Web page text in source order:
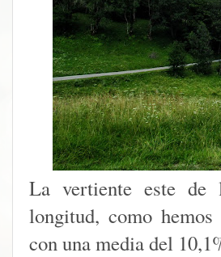
La vertiente este de
longitud, como
con una media del